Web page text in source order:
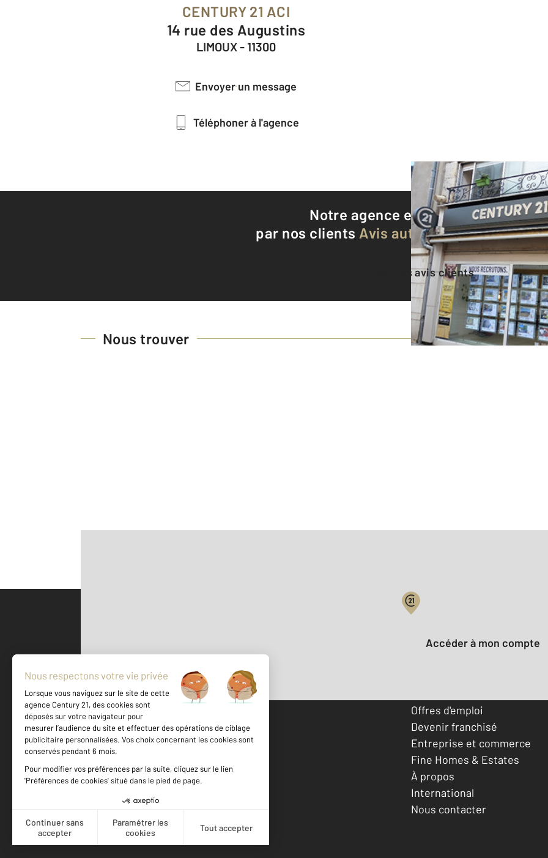
CENTURY 21 ACI
14 rue des Augustins
LIMOUX - 11300
Envoyer un message
Téléphoner à l'agence
Notre agence est notée 9,3/10
par nos clients Avis authentifiés par
Voir tous les avis clients
Nous trouver
500 m ©Mappy
Votre compte :
Accéder à mon compte
Votre agence est notée
Achat
Location
Offres d'emploi
Devenir franchisé
Entreprise et commerce
Fine Homes & Estates
À propos
International
Nous contacter